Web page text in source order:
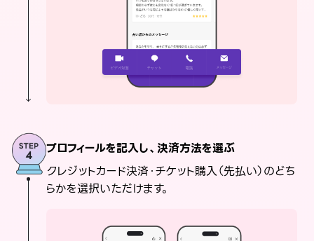
プロフィールを記入し、決済方法を選ぶ
クレジットカード決済・チケット購入（先払い）のどち
らかを選択いただけます。